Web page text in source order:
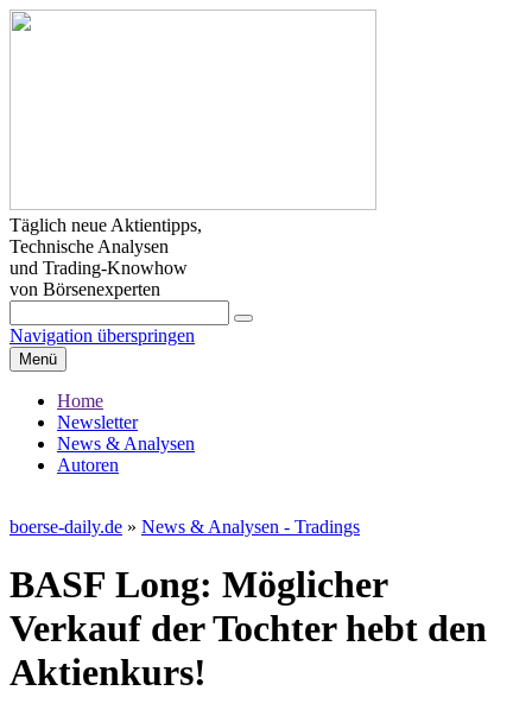
Täglich neue Aktientipps,
Technische Analysen
und Trading-Knowhow
von Börsenexperten
Navigation überspringen
Menü
Home
Newsletter
News & Analysen
Autoren
boerse-daily.de » News & Analysen - Tradings
BASF Long: Möglicher
Verkauf der Tochter hebt den
Aktienkurs!